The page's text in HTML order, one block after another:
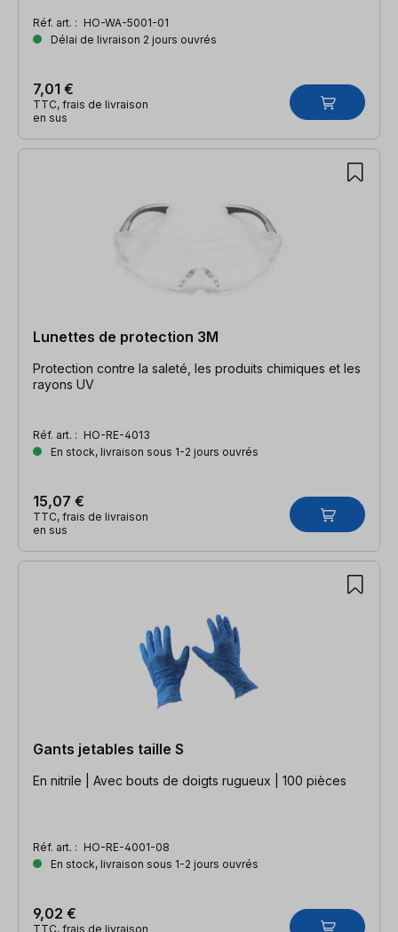
Réf. art. : HO-WA-5001-01
Délai de livraison 2 jours ouvrés
7,01 €
TTC, frais de livraison
en sus
Lunettes de protection 3M
Protection contre la saleté, les produits chimiques et les
rayons UV
Réf. art. : HO-RE-4013
En stock, livraison sous 1-2 jours ouvrés
15,07 €
TTC, frais de livraison
en sus
Gants jetables taille S
En nitrile | Avec bouts de doigts rugueux | 100 pièces
Réf. art. : HO-RE-4001-08
En stock, livraison sous 1-2 jours ouvrés
9,02 €
TTC, frais de livraison